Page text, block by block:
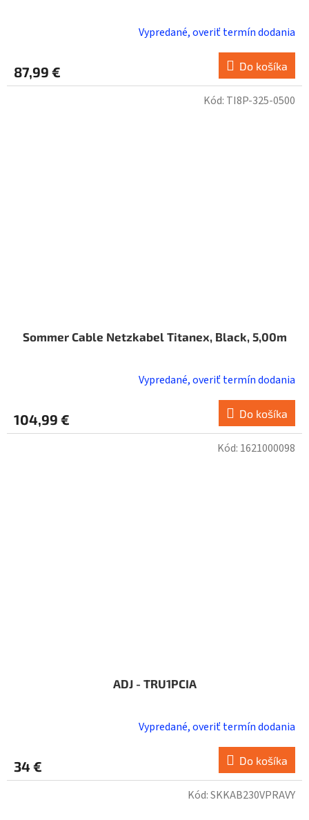
Vypredané, overiť termín dodania
87,99 € Do košíka
Sommer Cable Netzkabel Titanex, Black, 5,00m
Vypredané, overiť termín dodania
104,99 € Do košíka
Kód: TI8P-325-0500
ADJ - TRU1PCIA
Vypredané, overiť termín dodania
34 € Do košíka
Kód: 1621000098
Kód:SKKAB230VPRAVY